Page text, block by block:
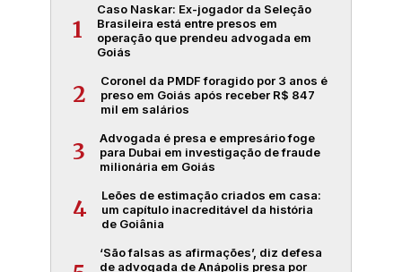
1
Caso Naskar: Ex-jogador da Seleção
Brasileira está entre presos em
operação que prendeu advogada em
Goiás
2
Coronel da PMDF foragido por 3 anos é
preso em Goiás após receber R$ 847
mil em salários
3
Advogada é presa e empresário foge
para Dubai em investigação de fraude
milionária em Goiás
4
Leões de estimação criados em casa:
um capítulo inacreditável da história
de Goiânia
‘São falsas as afirmações’, diz defesa
de advogada de Anápolis presa por